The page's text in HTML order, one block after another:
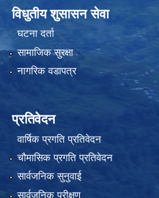
विधुतीय शुसासन सेवा
घटना दर्ता
सामाजिक सुरक्षा
नागरिक वडापत्र
प्रतिवेदन
वार्षिक प्रगति प्रतिवेदन
चौमासिक प्रगति प्रतिवेदन
सार्वजनिक सुनुवाई
सार्वजनिक परीक्षण